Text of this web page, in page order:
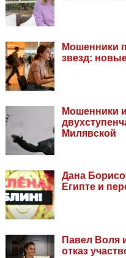
Мошенники
звезд:
Мошенники
Милявской
Дана
Египте и
Павел Воля
отказ